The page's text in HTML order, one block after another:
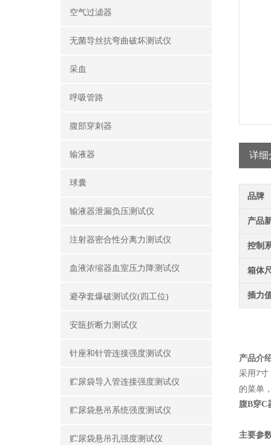
空气过滤器
无菌导丝抗弯曲破坏测试仪
采血
呼吸管路
腹部穿刺器
输液器
球囊
输液器泄漏负压测试仪
注射器密合性分离力测试仪
血液浓缩器血室压力降测试仪
避孕套爆破测试仪(四工位)
安瓿折断力测试仪
针座和针管连接强度测试仪
贮尿袋导入管连接强度测试仪
贮尿袋悬吊系统强度测试仪
贮尿袋悬吊孔强度测试仪
详细
品牌
产品
控制
箱体
插力
产品介
采用7寸
的菜单
腹B穿C
主要参